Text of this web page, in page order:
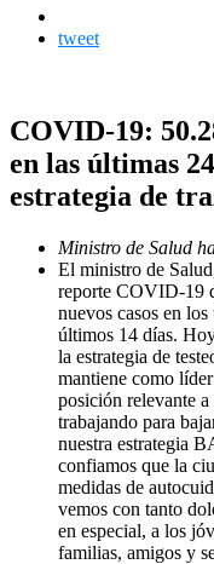
tweet
COVID-19:
en las últimas
estrategia de
Ministro de Salud
El ministro de
reporte COVID-19
nuevos casos en
últimos 14 días.
la estrategia de
mantiene como
posición relevante
trabajando para
nuestra estrategia
confiamos que la
medidas de
vemos con tanto
en especial, a los
familias, amigos y